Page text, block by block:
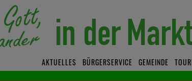
AKTUELLES BÜRGERSERVICE GEMEINDE